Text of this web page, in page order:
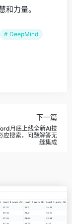
和力量。
# DeepMind
下一篇
月底上线全新AI技
应搜索，问题解答无
缝集成